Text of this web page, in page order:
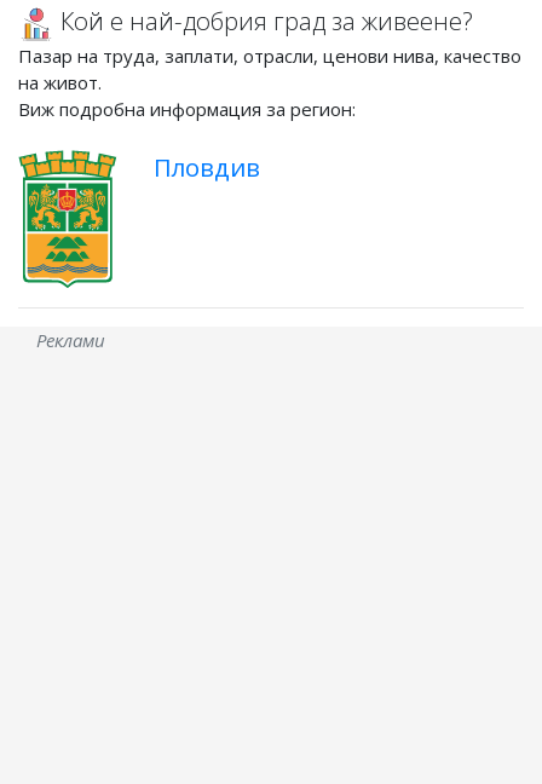
Кой е най-добрия град за живеене?
Пазар на труда, заплати, отрасли, ценови нива, качество
на живот.
Виж подробна информация за регион:
Пловдив
Реклами